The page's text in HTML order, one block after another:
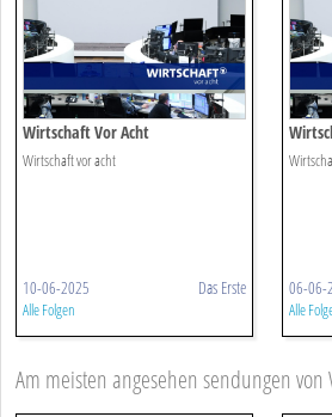
Wirtschaft Vor Acht
Wirtschaft vor acht
10-06-2025 Das Erste
Alle Folgen
06-06-
Alle
Am meisten angesehen sendungen von